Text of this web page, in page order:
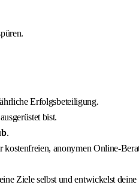
Erfolgsbeteiligung.
bist.
.
anonymen Online-
Ziele selbst und entwickelst